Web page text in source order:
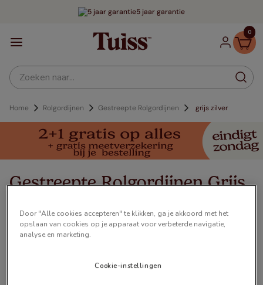
5 jaar garantie
0
Zoeken naar...
Rolgordijnen Gestreepte Rolgordijnen grijs zilver
Gestreepte Rolgordijnen Grijs
Vanaf€ 27,00
Onze gestreepte rolgordijnen, geven je ruimte een luxe,
Door "Alle cookies accepteren" te klikken, ga je akkoord met het
opslaan van cookies op je apparaat voor verbeterde navigatie,
analyse en marketing.
Cookie-instellingen